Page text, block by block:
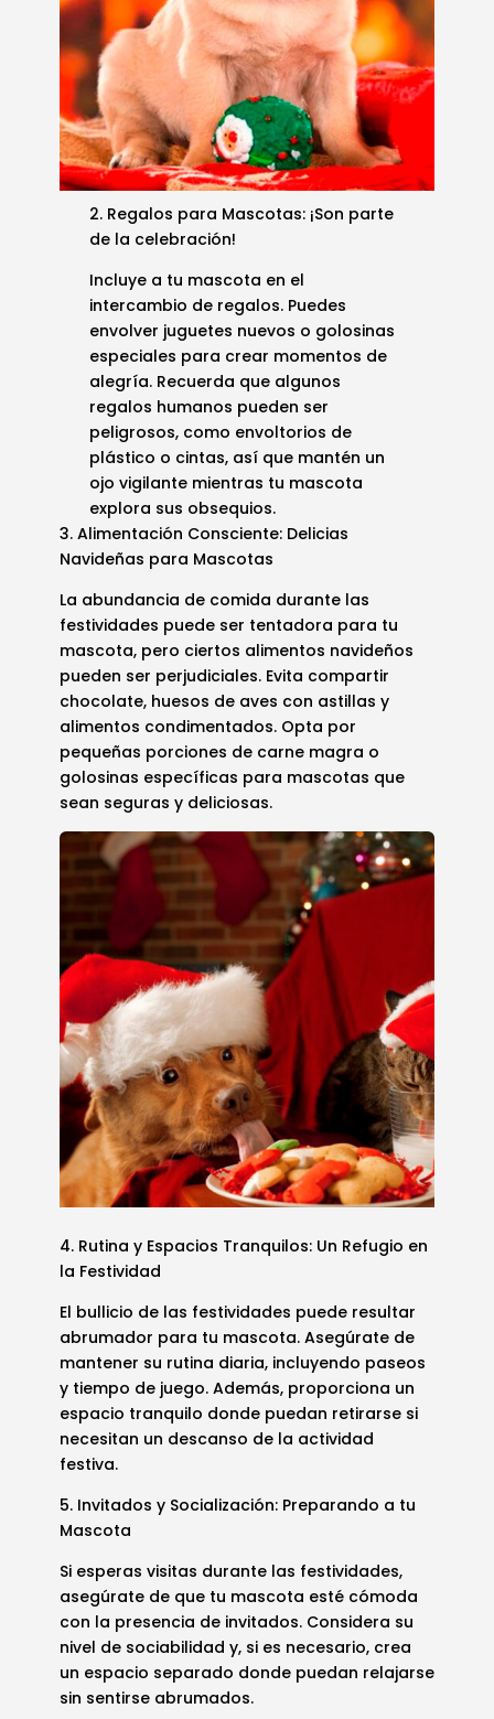
2. Regalos para Mascotas: ¡Son parte
de la celebración!
Incluye a tu mascota en el
intercambio de regalos. Puedes
envolver juguetes nuevos o golosinas
especiales para crear momentos de
alegría. Recuerda que algunos
regalos humanos pueden ser
peligrosos, como envoltorios de
plástico o cintas, así que mantén un
ojo vigilante mientras tu mascota
explora sus obsequios.
3. Alimentación Consciente: Delicias
Navideñas para Mascotas
La abundancia de comida durante las
festividades puede ser tentadora para tu
mascota, pero ciertos alimentos navideños
pueden ser perjudiciales. Evita compartir
chocolate, huesos de aves con astillas y
alimentos condimentados. Opta por
pequeñas porciones de carne magra o
golosinas específicas para mascotas que
sean seguras y deliciosas.
4. Rutina y Espacios Tranquilos: Un Refugio en
la Festividad
El bullicio de las festividades puede resultar
abrumador para tu mascota. Asegúrate de
mantener su rutina diaria, incluyendo paseos
y tiempo de juego. Además, proporciona un
espacio tranquilo donde puedan retirarse si
necesitan un descanso de la actividad
festiva.
5. Invitados y Socialización: Preparando a tu
Mascota
Si esperas visitas durante las festividades,
asegúrate de que tu mascota esté cómoda
con la presencia de invitados. Considera su
nivel de sociabilidad y, si es necesario, crea
un espacio separado donde puedan relajarse
sin sentirse abrumados.